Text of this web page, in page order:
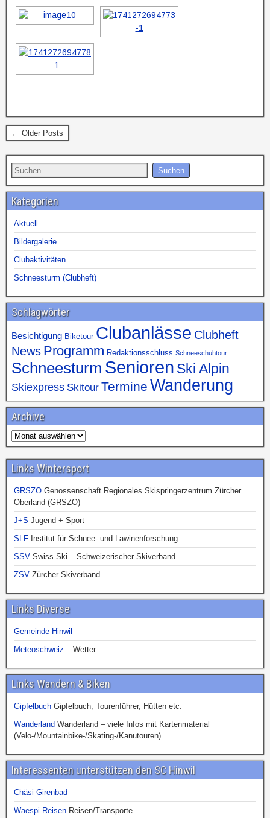
← Older Posts
Kategorien
Aktuell
Bildergalerie
Clubaktivitäten
Schneesturm (Clubheft)
Schlagwörter
Besichtigung Biketour Clubanlässe Clubheft
News Programm Redaktionsschluss Schneeschuhtour
Schneesturm Senioren Ski Alpin
Skiexpress Skitour Termine Wanderung
Archive
Links Wintersport
GRSZO Genossenschaft Regionales Skispringerzentrum Zürcher
Oberland (GRSZO)
J+S Jugend + Sport
SLF Institut für Schnee- und Lawinenforschung
SSV Swiss Ski – Schweizerischer Skiverband
ZSV Zürcher Skiverband
Links Diverse
Gemeinde Hinwil
Meteoschweiz – Wetter
Links Wandern & Biken
Gipfelbuch Gipfelbuch, Tourenführer, Hütten etc.
Wanderland Wanderland – viele Infos mit Kartenmaterial
(Velo-/Mountainbike-/Skating-/Kanutouren)
Interessenten unterstützen den SC Hinwil
Chäsi Girenbad
Waespi Reisen Reisen/Transporte